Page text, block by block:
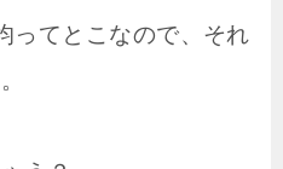
ってとこなので、それ